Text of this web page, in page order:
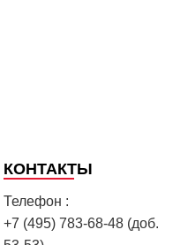
КОНТАКТЫ
Телефон :
+7 (495) 783-68-48 (доб.